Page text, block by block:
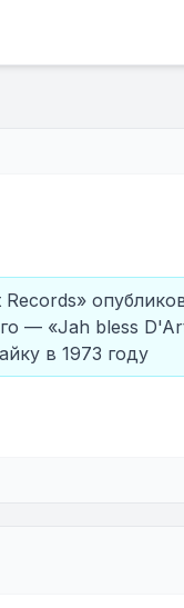
— «Jah bless
в 1973 году